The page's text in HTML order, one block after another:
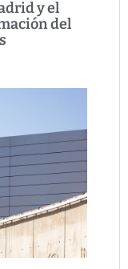
y el
del